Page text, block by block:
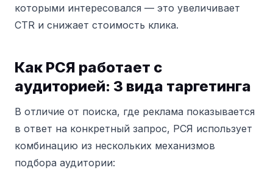
которыми интересовался — это увеличивает
CTR и снижает стоимость клика.
Как РСЯ работает с
аудиторией: 3 вида таргетинга
В отличие от поиска, где реклама показывается
в ответ на конкретный запрос, РСЯ использует
комбинацию из нескольких механизмов
подбора аудитории: